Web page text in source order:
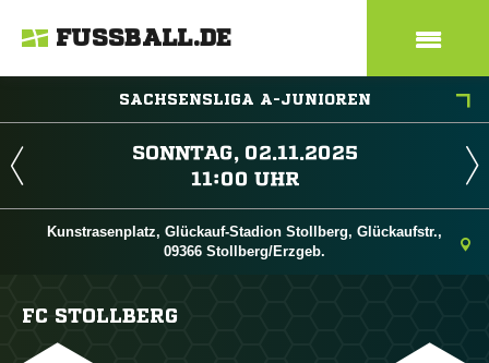
FUSSBALL.DE
SACHSENSLIGA A-JUNIOREN
 
 
Kunstrasenplatz, Glückauf-Stadion Stollberg, Glückaufstr.,
09366 Stollberg/Erzgeb.
FC STOLLBERG